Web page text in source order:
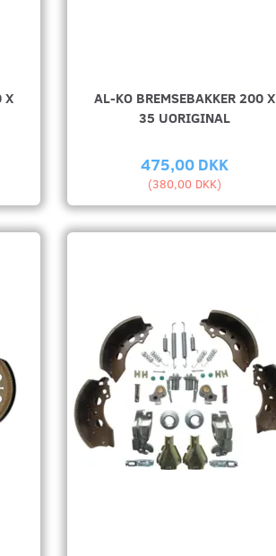
X
AL-KO BREMSEBAKKER 200 X
35 UORIGINAL
475,00 DKK
(380,00 DKK)